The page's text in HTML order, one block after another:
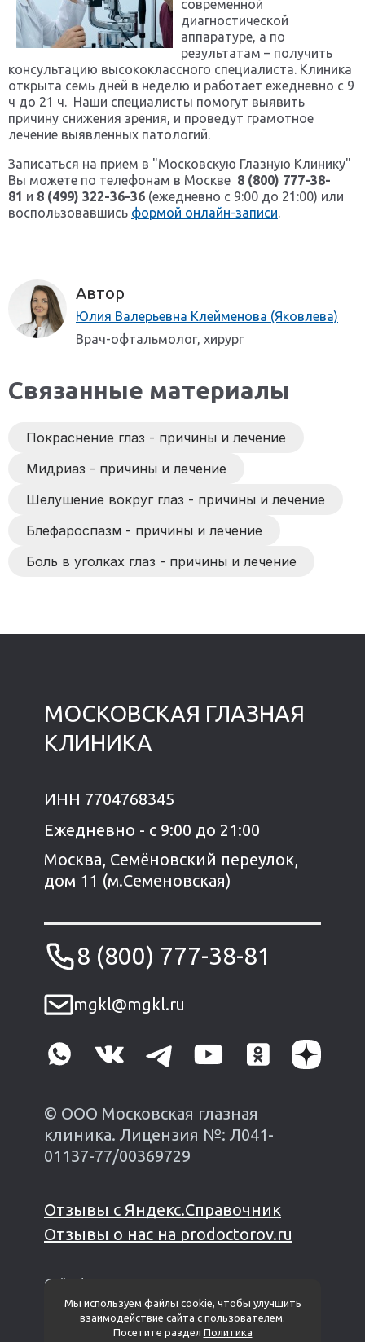
современной
диагностической
аппаратуре, а по
результатам – получить
консультацию высококлассного специалиста. Клиника
открыта семь дней в неделю и работает ежедневно с 9
ч до 21 ч. Наши специалисты помогут выявить
причину снижения зрения, и проведут грамотное
лечение выявленных патологий.
Записаться на прием в "Московскую Глазную Клинику"
Вы можете по телефонам в Москве 8 (800) 777-38-
81 и 8 (499) 322-36-36 (ежедневно с 9:00 до 21:00) или
воспользовавшись формой онлайн-записи.
Автор
Юлия Валерьевна Клейменова (Яковлева)
Врач-офтальмолог, хирург
Связанные материалы
Покраснение глаз - причины и лечение
Мидриаз - причины и лечение
Шелушение вокруг глаз - причины и лечение
Блефароспазм - причины и лечение
Боль в уголках глаз - причины и лечение
МОСКОВСКАЯ ГЛАЗНАЯ
КЛИНИКА
ИНН 7704768345
Ежедневно - с 9:00 до 21:00
Москва, Семёновский переулок,
дом 11 (м.Семеновская)
8 (800) 777-38-81
mgkl@mgkl.ru
© ООО Московская глазная
клиника. Лицензия №: Л041-
01137-77/00369729
Отзывы с Яндекс.Справочник
Отзывы о нас на prodoctorov.ru
Сайт финансируется из личных средств
владельца*
Политика защиты и обработки
персональных данных Пользовательское
Мы используем файлы cookie, чтобы улучшить
взаимодействие сайта с пользователем.
Посетите раздел Политика